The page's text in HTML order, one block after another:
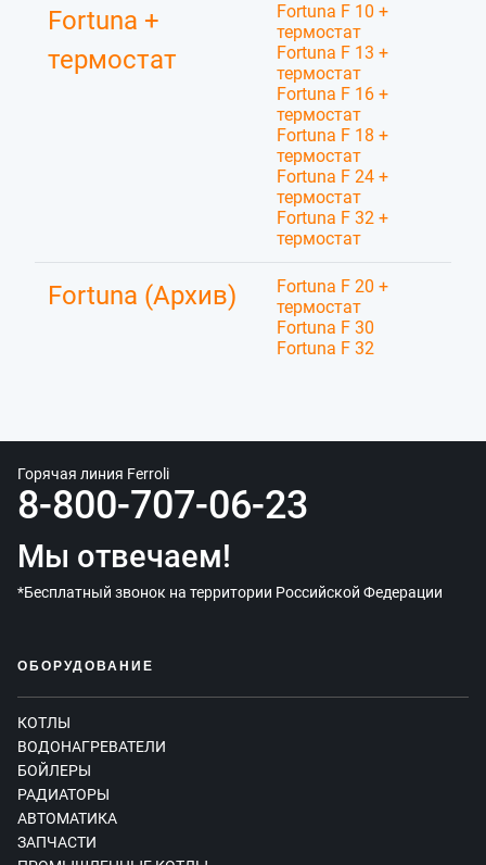
Fortuna +
термостат
Fortuna F 10 +
термостат
Fortuna F 13 +
термостат
Fortuna F 16 +
термостат
Fortuna F 18 +
термостат
Fortuna F 24 +
термостат
Fortuna F 32 +
термостат
Fortuna (Архив)
Fortuna F 20 +
термостат
Fortuna F 30
Fortuna F 32
Горячая линия Ferroli
8-800-707-06-23
Мы отвечаем!
*Бесплатный звонок на территории Российской Федерации
ОБОРУДОВАНИЕ
КОТЛЫ
ВОДОНАГРЕВАТЕЛИ
БОЙЛЕРЫ
РАДИАТОРЫ
АВТОМАТИКА
ЗАПЧАСТИ